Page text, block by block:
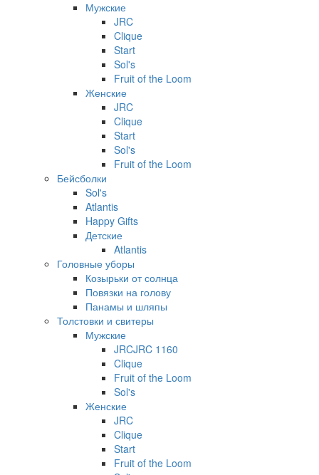
Мужские
JRC
Clique
Start
Sol's
Fruit of the Loom
Женские
JRC
Clique
Start
Sol's
Fruit of the Loom
Бейсболки
Sol's
Atlantis
Happy Gifts
Детские
Atlantis
Головные уборы
Козырьки от солнца
Повязки на голову
Панамы и шляпы
Толстовки и свитеры
Мужские
JRCJRC 1160
Clique
Fruit of the Loom
Sol's
Женские
JRC
Clique
Start
Fruit of the Loom